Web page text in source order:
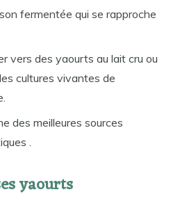
fermentée qui se rapproche
vers des yaourts au lait cru ou
cultures vivantes de
des meilleures sources
.
yaourts